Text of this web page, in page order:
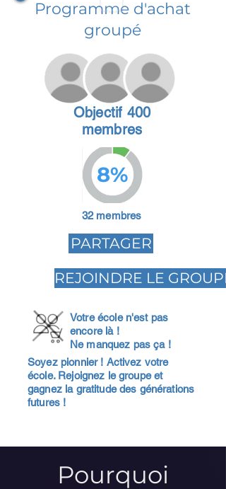
Programme d'achat
groupé
Objectif 400
membres
8%
32 membres
PARTAGER
REJOINDRE LE GROUPE
Votre école n'est pas
encore là !
Ne manquez pas ça !
Soyez pionnier ! Activez votre
école. Rejoignez le groupe et
gagnez la gratitude des générations
futures !
Pourquoi